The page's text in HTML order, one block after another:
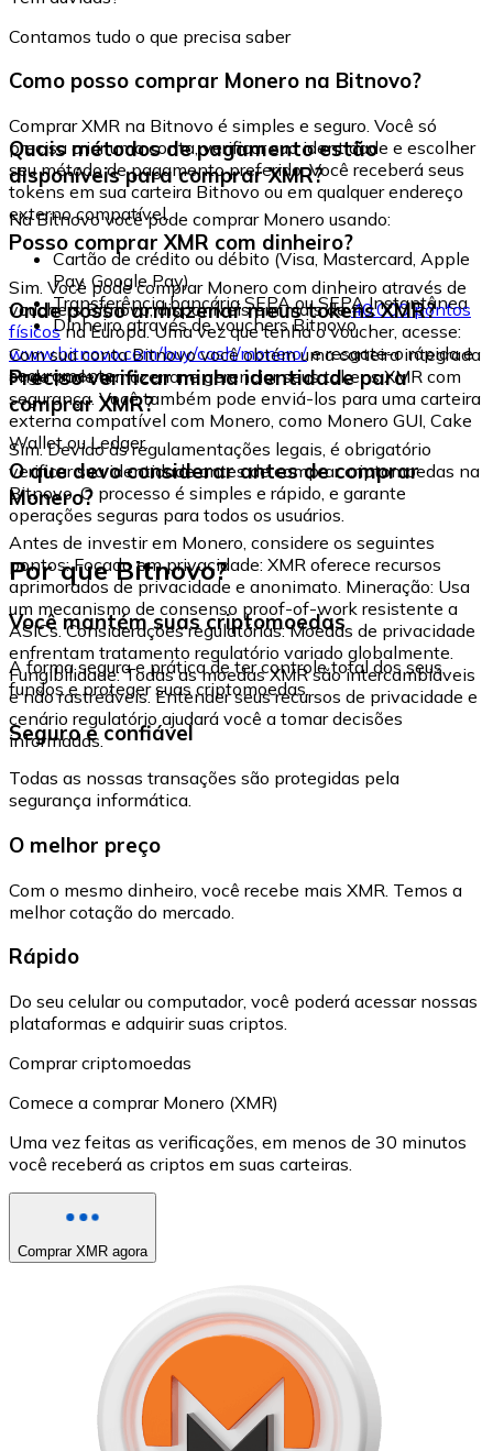
Contamos tudo o que precisa saber
Como posso comprar Monero na Bitnovo?
Comprar XMR na Bitnovo é simples e seguro. Você só
precisa criar uma conta, verificar sua identidade e escolher
seu método de pagamento preferido. Você receberá seus
tokens em sua carteira Bitnovo ou em qualquer endereço
externo compatível.
Quais métodos de pagamento estão
disponíveis para comprar XMR?
Na Bitnovo você pode comprar Monero usando:
Cartão de crédito ou débito (Visa, Mastercard, Apple
Pay, Google Pay)
Transferência bancária SEPA ou SEPA Instantânea
Dinheiro através de vouchers Bitnovo
Posso comprar XMR com dinheiro?
Sim. Você pode comprar Monero com dinheiro através de
vouchers Bitnovo, disponíveis em mais de40.000 pontos
físicosna Europa. Uma vez que tenha o voucher, acesse:
www.bitnovo.com/buy/cash/monero/e resgate-o rápida e
seguramente.
Onde posso armazenar meus tokens XMR?
Com sua conta Bitnovo você obtém uma carteira integrada
onde pode armazenar e gerenciar seus tokens XMR com
segurança. Você também pode enviá-los para uma carteira
externa compatível com Monero, como Monero GUI, Cake
Wallet ou Ledger.
Preciso verificar minha identidade para
comprar XMR?
Sim. Devido às regulamentações legais, é obrigatório
verificar sua identidade antes de comprar criptomoedas na
Bitnovo. O processo é simples e rápido, e garante
operações seguras para todos os usuários.
O que devo considerar antes de comprar
Monero?
Antes de investir em Monero, considere os seguintes
pontos: Focado em privacidade: XMR oferece recursos
aprimorados de privacidade e anonimato. Mineração: Usa
um mecanismo de consenso proof-of-work resistente a
ASICs. Considerações regulatórias: Moedas de privacidade
enfrentam tratamento regulatório variado globalmente.
Fungibilidade: Todas as moedas XMR são intercambiáveis
e não rastreáveis. Entender seus recursos de privacidade e
cenário regulatório ajudará você a tomar decisões
informadas.
Por que Bitnovo?
Você mantém suas criptomoedas
A forma segura e prática de ter controle total dos seus
fundos e proteger suas criptomoedas.
Seguro e confiável
Todas as nossas transações são protegidas pela
segurança informática.
O melhor preço
Com o mesmo dinheiro, você recebe mais XMR. Temos a
melhor cotação do mercado.
Rápido
Do seu celular ou computador, você poderá acessar nossas
plataformas e adquirir suas criptos.
Comprar criptomoedas
Comece a comprar Monero (XMR)
Uma vez feitas as verificações, em menos de 30 minutos
você receberá as criptos em suas carteiras.
Comprar XMR agora